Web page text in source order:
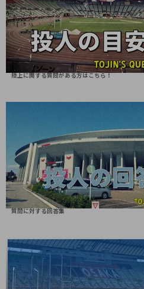
陸上に関する質問がある方はこちら！
質問に対する回答集